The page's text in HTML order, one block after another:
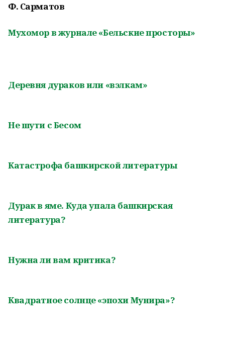
Ф. Сарматов
Мухомор в журнале «Бельские просторы»
Деревня дураков или «вэлкам»
Не шути с Бесом
Катастрофа башкирской литературы
Дурак в яме. Куда упала башкирская
литература?
Нужна ли вам критика?
Квадратное солнце «эпохи Мунира»?